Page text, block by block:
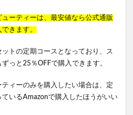
ーティーは、最安値なら公式通販
きます。
トの定期コースとなっており、ス
っと25％OFFで購入できます。
ィーのみを購入したい場合は、定
いるAmazonで購入したほうがいい